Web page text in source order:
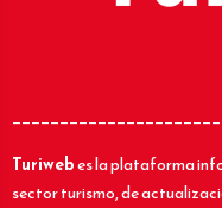
Turiwebes la plataforma
sector turismo, de